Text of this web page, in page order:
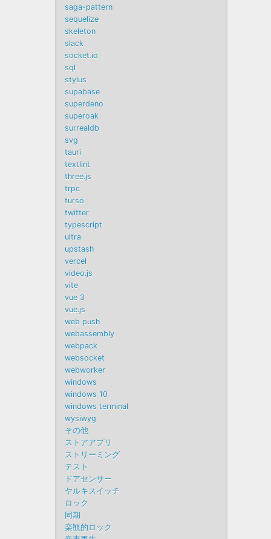
saga-pattern
sequelize
skeleton
slack
socket.io
sql
stylus
supabase
superdeno
superoak
surrealdb
svg
tauri
textlint
three.js
trpc
turso
twitter
typescript
ultra
upstash
vercel
video.js
vite
vue 3
vue.js
web push
webassembly
webpack
websocket
webworker
windows
windows 10
windows terminal
wysiwyg
その他
ストアアプリ
ストリーミング
テスト
ドアセンサー
ヤルキスイッチ
ロック
同期
楽観的ロック